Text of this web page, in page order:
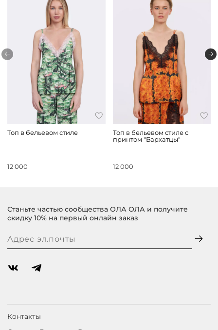
Топ в бельевом стиле
12 000
Топ в бельевом стиле с
принтом "Бархатцы"
12 000
Контакты
Станьте частью сообщества ОЛА ОЛА и получите
скидку 10% на первый онлайн заказ